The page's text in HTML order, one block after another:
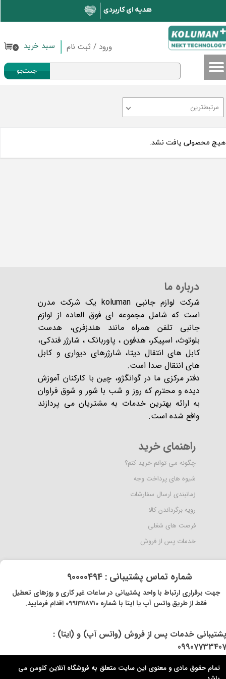
ورود / ثبت نام
حساب کاربری من
تغییر گذر واژه
سفارشات
جستجو
۰ سبد خرید
مرتبط‌ترین
هیچ محصولی یافت نشد.
درباره ما
شرکت لوازم جانبی koluman یک شرکت مدرن
است که شامل مجموعه ای فوق العاده از لوازم
جانبی تلفن همراه مانند هندزفری، هدست
بلوتوث، اسپیکر، هدفون ، پاوربانک ، شارژر فندکی،
کابل های انتقال دیتا، شارژرهای دیواری و کابل
های انتقال صدا است.
دفتر مرکزی ما در گوانگژو، چین با کارکنان آموزش
دیده و محترم که روز و شب با شور و شوق فراوان
به ارائه بهترین خدمات به مشتریان می پردازند
واقع شده است​​​​​​​.
راهنمای خرید
چگونه می توانم خرید کنم؟
شیوه های پرداخت وجه
زمانبندی ارسال سفارشات
رویه برگرداندن کالا
فرصت های شغلی
خدمات پس از فروش
​شماره تماس پشتیبانی : 90000494
​​جهت برقراری ارتباط با واحد پشتیبانی در ساعات غیر کاری و روزهای تعطیل
فقط از طریق واتس آپ یا ایتا با شماره 09914118710 اقدام فرمایید.
​پشتیبانی خدمات پس از فروش (واتس آپ) و (ایتا) :
09907733407
تمام حقوق مادی و معنوی این سایت متعلق به فروشگاه آنلاین کلومن می